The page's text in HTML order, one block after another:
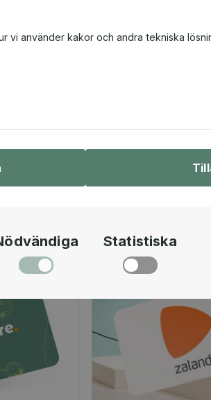
vi använder kakor och andra tekniska
Statistiska